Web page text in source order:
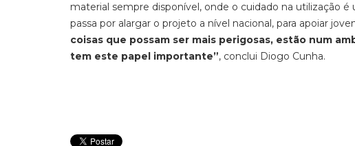
material sempre disponível, onde o cuidado na utilização
passa por alargar o projeto a nível nacional, para apoiar
coisas que possam ser mais perigosas, estão num
tem este papel importante”, conclui Diogo Cunha.